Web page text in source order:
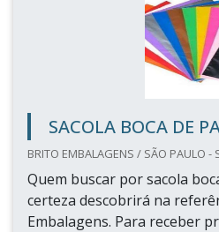
SACOLA BOCA DE
BRITO EMBALAGENS / SÃO PAULO -
Quem buscar por sacola
certeza descobrirá na
Embalagens. Para receber